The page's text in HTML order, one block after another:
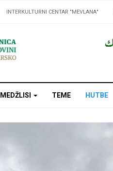
INTERKULTURNI CENTAR "MEVLANA"
MEDŽLISI TEME HUTBE